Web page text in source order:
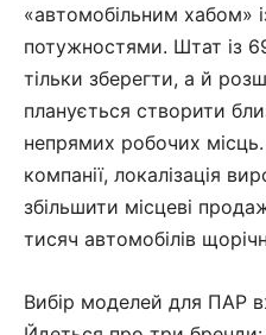
«автомобільним хабом»
потужностями. Штат із
тільки зберегти, а й
планується створити
непрямих робочих
компанії, локалізація
збільшити місцеві
тисяч автомобілів
Вибір моделей для ПАР